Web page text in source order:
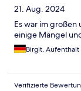
21. Aug. 2024
Es war im großen
einige Mängel
Birgit,
Verifizierte